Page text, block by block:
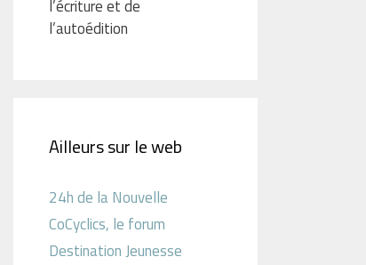
l’écriture et de
l’autoédition
Ailleurs sur le web
24h de la Nouvelle
CoCyclics, le forum
Destination Jeunesse